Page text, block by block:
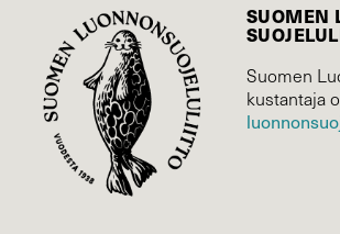
SUOMEN
Suomen
kustantaja